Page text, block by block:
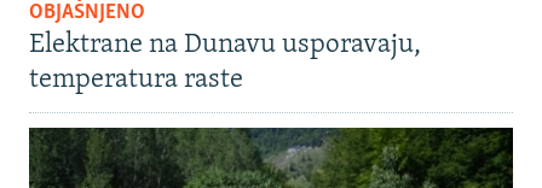
OBJAŠNJENO
Elektrane na Dunavu usporavaju,
temperatura raste